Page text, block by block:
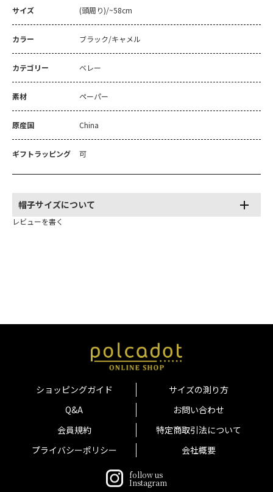
サイズ (頭周り)/~58cm
カラー ブラック/キャメル
カテゴリー ベレー
素材 ペーパー
原産国 China
ギフトラッピング 可
帽子サイズについて
レビューを書く
ショッピングガイド
サイズの測り方
Q&A
お問い合わせ
会員規約
特定商取引法について
プライバシーポリシー
会社概要
follow us
Instagram